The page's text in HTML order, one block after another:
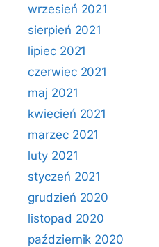
wrzesień 2021
sierpień 2021
lipiec 2021
czerwiec 2021
maj 2021
kwiecień 2021
marzec 2021
luty 2021
styczeń 2021
grudzień 2020
listopad 2020
październik 2020